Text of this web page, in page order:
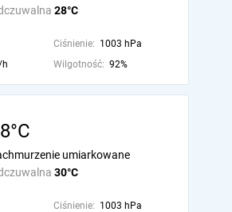
28°C
Ciśnienie: 1003 hPa
Wilgotność: 92%
30°C
umiarkowane
Ciśnienie: 1003 hPa